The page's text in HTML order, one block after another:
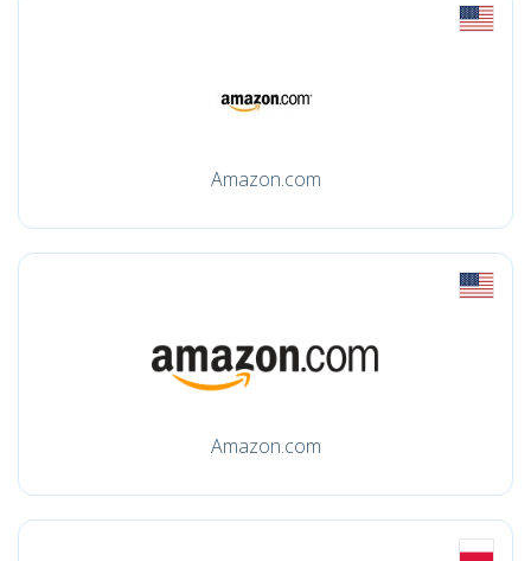
Amazon.com
Amazon.com